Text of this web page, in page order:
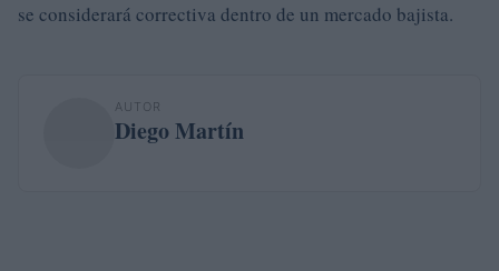
se considerará correctiva dentro de un mercado bajista.
AUTOR
Diego Martín